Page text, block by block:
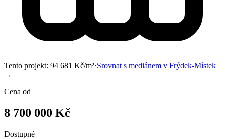
Tento projekt: 94 681 Kč/m²·Srovnat s mediánem v Frýdek-Místek
→
Cena od
8 700 000 Kč
Dostupné